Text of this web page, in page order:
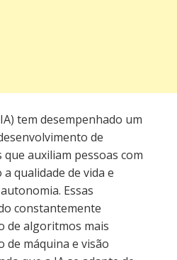
tem desempenhado um
de
auxiliam pessoas com
qualidade de vida e
Essas
constantemente
de algoritmos mais
de máquina e visão